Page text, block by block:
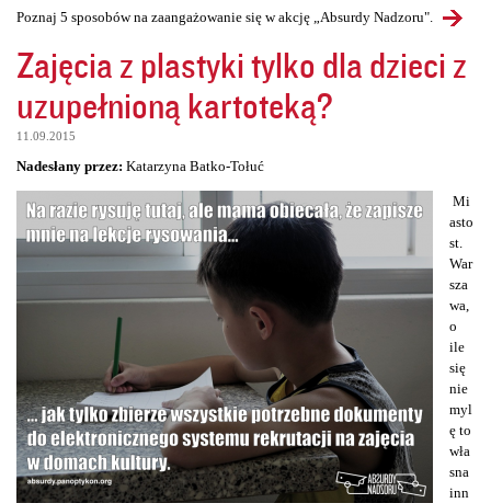
Poznaj 5 sposobów na zaangażowanie się w akcję „Absurdy Nadzoru".
Zajęcia z plastyki tylko dla dzieci z
uzupełnioną kartoteką?
11.09.2015
Nadesłany przez: Katarzyna Batko-Tołuć
Mi
asto
st.
War
sza
wa,
o
ile
się
nie
myl
ę to
wła
sna
inn